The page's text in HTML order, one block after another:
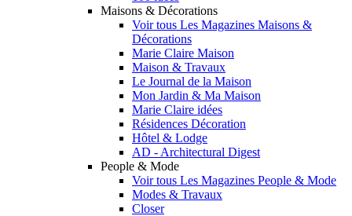
Maisons & Décorations
Voir tous Les Magazines Maisons &
Décorations
Marie Claire Maison
Maison & Travaux
Le Journal de la Maison
Mon Jardin & Ma Maison
Marie Claire idées
Résidences Décoration
Hôtel & Lodge
AD - Architectural Digest
People & Mode
Voir tous Les Magazines People & Mode
Modes & Travaux
Closer